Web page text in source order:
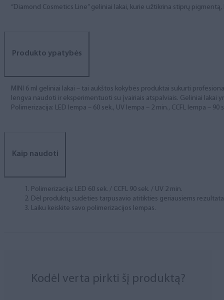
“Diamond Cosmetics Line” geliniai lakai, kurie užtikrina stiprų
Produkto ypatybės
MINI 6 ml geliniai lakai – tai aukštos kokybės produktai sukurti
lengva naudoti ir eksperimentuoti su įvairiais atspalviais. Geliniai lakai
Polimerizacija: LED lempa – 60 sek., UV lempa – 2 min., CCFL lempa – 90
Kaip naudoti
Polimerizacija: LED 60 sek. / CCFL 90 sek. / UV 2 min.
Dėl produktų sudėties tarpusavio atitikties geriausiems
Laiku keiskite savo polimerizacijos lempas.
Kodėl verta pirkti šį produktą?